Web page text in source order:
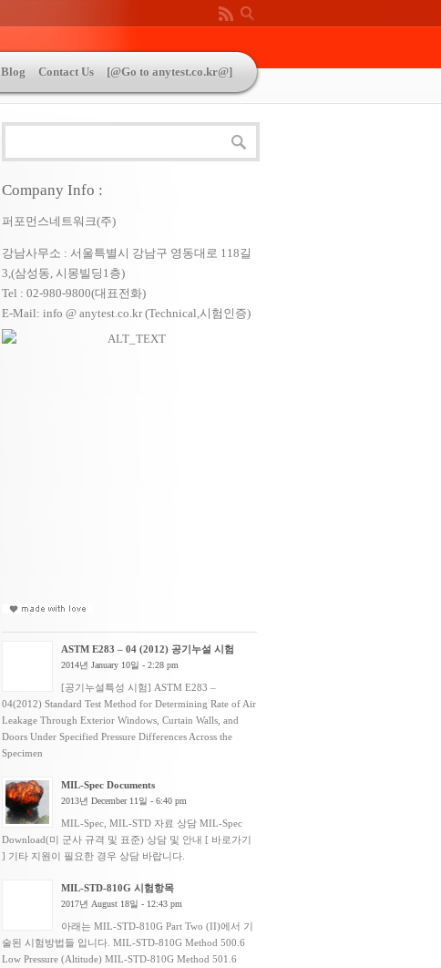
Blog Contact Us [@Go to anytest.co.kr@]
Company Info :
퍼포먼스네트워크(주)
강남사무소 : 서울특별시 강남구 영동대로 118길
3,(삼성동, 시몽빌딩1층)
Tel : 02-980-9800(대표전화)
E-Mail: info @ anytest.co.kr (Technical,시험인증)
ASTM E283 – 04 (2012) 공기누설 시험
2014년 January 10일 - 2:28 pm
[공기누설특성 시험] ASTM E283 –
04(2012) Standard Test Method for Determining Rate of Air
Leakage Through Exterior Windows, Curtain Walls, and
Doors Under Specified Pressure Differences Across the
Specimen
MIL-Spec Documents
2013년 December 11일 - 6:40 pm
MIL-Spec, MIL-STD 자료 상담 MIL-Spec
Download(미 군사 규격 및 표준) 상담 및 안내 [ 바로가기
] 기타 지원이 필요한 경우 상담 바랍니다.
MIL-STD-810G 시험항목
2017년 August 18일 - 12:43 pm
아래는 MIL-STD-810G Part Two (II)에서 기
술된 시험방법들 입니다. MIL-STD-810G Method 500.6
Low Pressure (Altitude) MIL-STD-810G Method 501.6